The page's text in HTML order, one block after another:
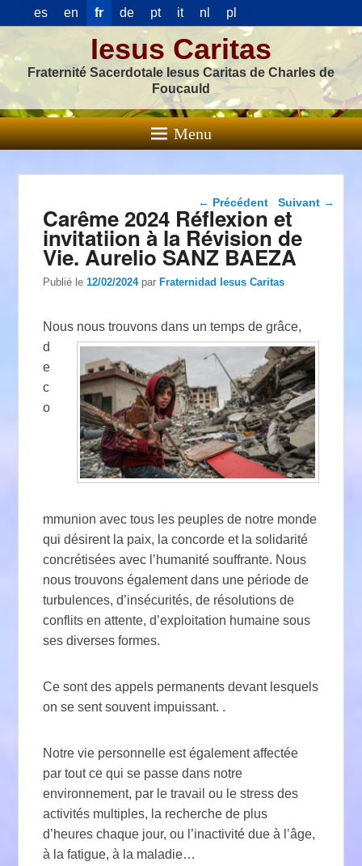
es en fr de pt it nl pl
Iesus Caritas
Fraternité Sacerdotale Iesus Caritas de Charles de
Foucauld
Menu
Navigation dans les
← Précédent Suivant →
Carême 2024 Réflexion et
invitatiion à la Révision de
Vie. Aurelio SANZ BAEZA
Publié le12/02/2024 parFraternidad Iesus Caritas
Nous nous trouvons dans un temps de grâce,
d
e
c
o
mmunion avec tous les peuples de notre monde
qui désirent la paix, la concorde et la solidarité
concrétisées avec l’humanité souffrante. Nous
nous trouvons également dans une période de
turbulences, d’insécurités, de résolutions de
conflits en attente, d’exploitation humaine sous
ses diverses formes.
Ce sont des appels permanents devant lesquels
on se sent souvent impuissant. .
Notre vie personnelle est également affectée
par tout ce qui se passe dans notre
environnement, par le travail ou le stress des
activités multiples, la recherche de plus
d’heures chaque jour, ou l’inactivité due à l’âge,
à la fatigue, à la maladie…